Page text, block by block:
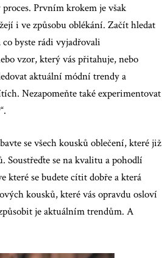
Prvním krokem je však
i ve způsobu oblékání. Začít hledat
byste rádi vyjadřovali
vzor, který vás přitahuje, nebo
aktuální módní trendy a
Nezapomeňte také experimentovat
se všech kousků oblečení, které již
Soustřeďte se na kvalitu a pohodlí
které se budete cítit dobře a která
kousků, které vás opravdu osloví
je aktuálním trendům. A